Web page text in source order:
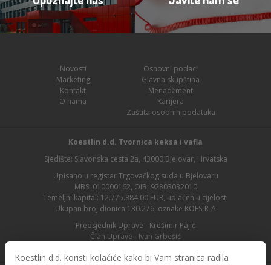
Koestlin d.d. koristi kolačiće kako bi Vam stranica radila
Novosti
Marketing
Kontakt
O nama
Osnovni podaci
Glavna skupština
Menadžment
Karijera
Zaštita osobnih podataka
Koestlin d.d. Tvornica keksa i vafla
Sjedište: Slavonska cesta 2a, 43000 Bjelovar, Hrvatska
Upisano u registar Trgovačkog suda u Bjelovaru
MBS: 010000162, OIB: 92803032010
Temeljni kapital: 12.775.884,00 EUR, uplaćen u cijelosti
Ukupan broj dionica 130.276, oznake KOES-R-A
Predsjednik Uprave - Krešimir Pajić
Član Uprave - Ivan Grbešić